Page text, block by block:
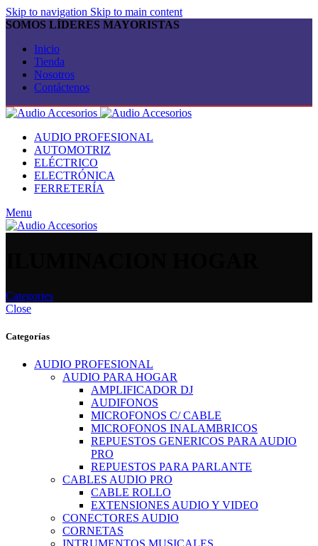
Skip to navigation Skip to main content
SOMOS LÍDERES MAYORISTAS
Inicio
Tienda
Nosotros
Contáctenos
AUDIO PROFESIONAL
AUTOMOTRIZ
ELÉCTRICO
ELECTRÓNICA
FERRETERÍA
Menu
Categories
Close
Categorías
AUDIO PROFESIONAL
AUDIO PARA HOGAR
AMPLIFICADOR DJ
AUDIFONOS
MICROFONOS C/ CABLE
MICROFONOS INALAMBRICOS
REPUESTOS GENERICOS PARA AUDIO
PRO
REPUESTOS PARA PARLANTE
CABLES AUDIO PRO
CABLE ROLLO
EXTENSIONES AUDIO Y VIDEO
CONECTORES AUDIO
CORNETAS